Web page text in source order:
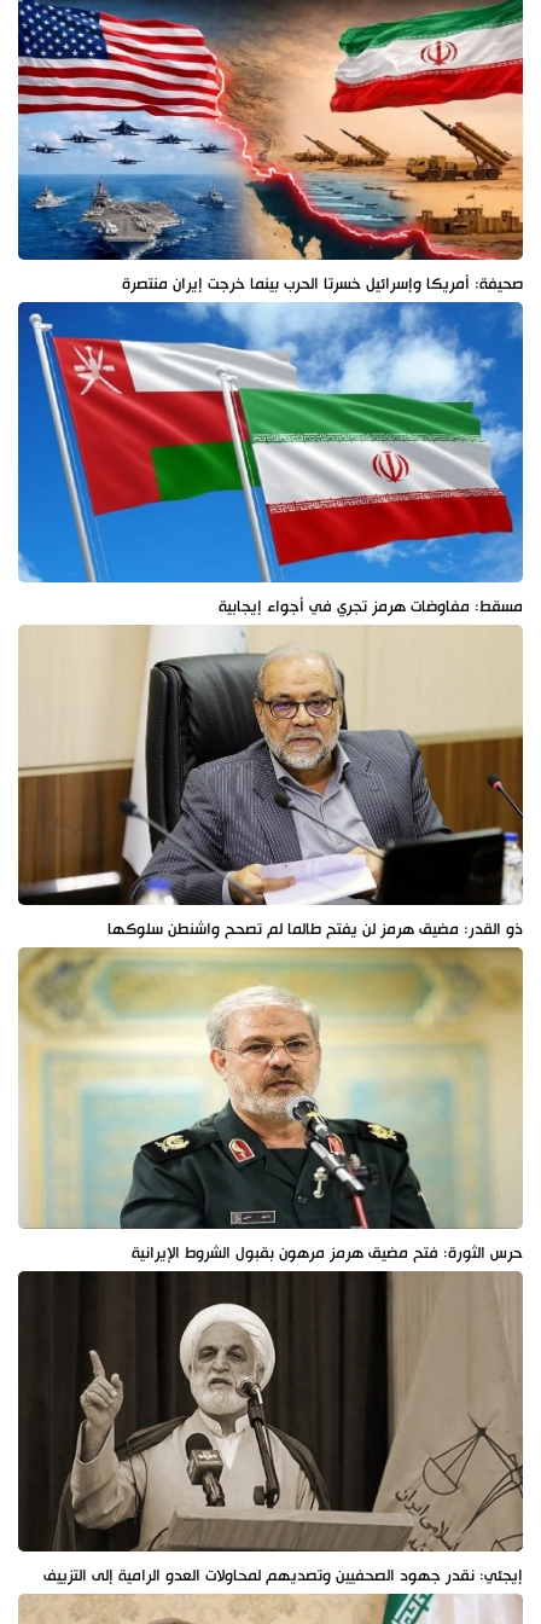
صحيفة: أمريكا وإسرائيل خسرتا الحرب بينما خرجت إيران منتصرة
مسقط: مفاوضات هرمز تجري في أجواء إيجابية
ذو القدر: مضيق هرمز لن يفتح طالما لم تصحح واشنطن سلوكها
حرس الثورة: فتح مضيق هرمز مرهون بقبول الشروط الإيرانية
إيجئي: نقدر جهود الصحفيين وتصديهم لمحاولات العدو الرامية إلى التزييف